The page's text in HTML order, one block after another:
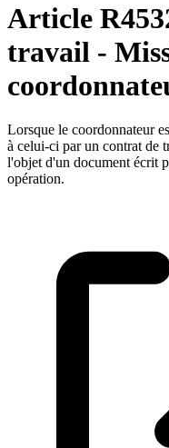
Article
travail -
Lorsque le coordonnateur
à celui-ci par un contrat de
l'objet d'un document écrit
opération.